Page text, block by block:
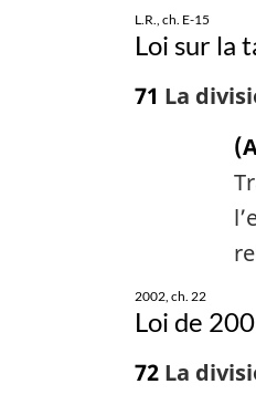
i
n
l
L.R., ch. E-15
Loi sur la
71 La
2002, ch. 22
Loi de
72 La